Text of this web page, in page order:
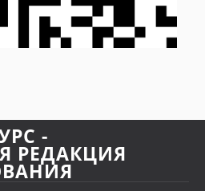
-
РЕДАКЦИЯ